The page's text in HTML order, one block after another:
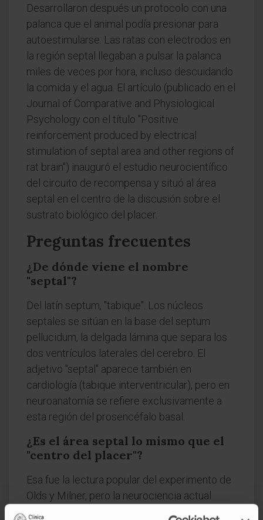
Desarrollaron después un protocolo con una
palanca que el animal podía presionar para
autoestimularse. Las ratas con electrodos en
la región septal llegaban a pulsar la palanca
miles de veces por hora, incluso descuidando
la comida y el agua. El artículo (publicado en el
Journal of Comparative and Physiological
Psychology con el título "Positive
reinforcement produced by electrical
stimulation of septal area and other regions of
rat brain") inauguró el estudio neurocientífico
del circuito de recompensa y situó al área
septal en el centro de la discusión sobre el
sustrato biológico del placer.
Preguntas frecuentes
¿De dónde viene el nombre
"septal"?
Del latín septum, "tabique". Los núcleos
septales se sitúan en la base del septum
pellucidum, la delgada lámina que separa los
dos ventrículos laterales del cerebro. El
adjetivo "septal" aparece también en
cardiología (tabique interventricular), pero en
neuroanatomía se refiere exclusivamente a
esta región del prosencéfalo basal.
¿Es el área septal lo mismo que el
"centro del placer"?
Esa fue la lectura popular del experimento de
Olds y Milner, pero la neurociencia actual
considera que la recompensa no reside en un